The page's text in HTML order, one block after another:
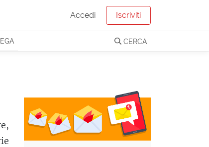
Accedi Iscriviti
CERCA